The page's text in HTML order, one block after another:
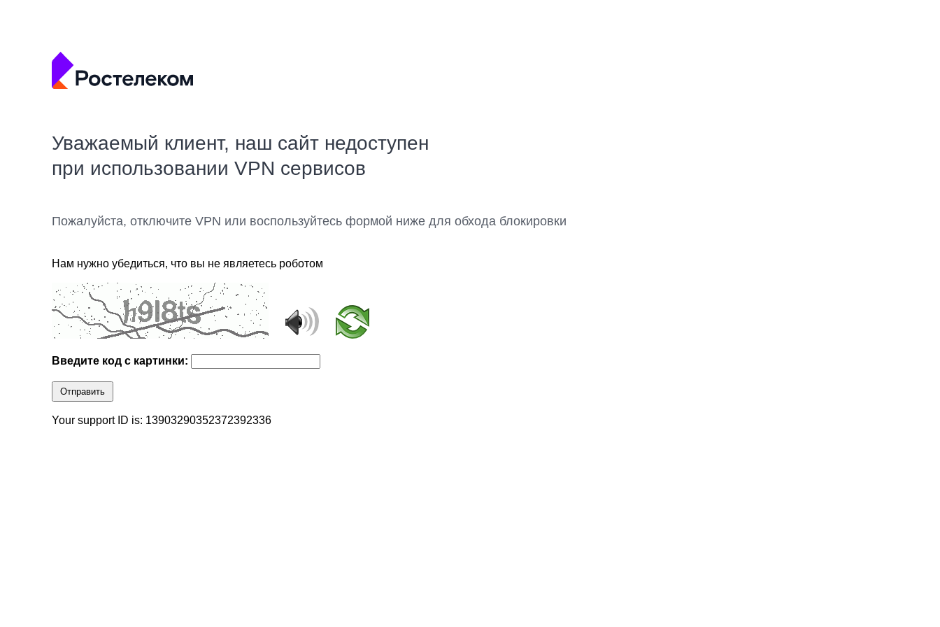
Уважаемый клиент, наш сайт недоступен
при использовании VPN сервисов
Пожалуйста, отключите VPN или воспользуйтесь формой ниже для обхода блокировки
Нам нужно убедиться, что вы не являетесь роботом
Введите код с картинки:
Отправить
Your support ID is: 13903290352372392336